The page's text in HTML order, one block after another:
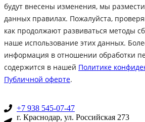
будут внесены изменения, мы
данных правилах. Пожалуйста,
как продолжают развиваться методы
наше использование этих данных.
информация в отношении обработки
содержится в нашей Политике
Публичной оферте.
+7 938 545-07-47
г. Краснодар, ул. Российская 273